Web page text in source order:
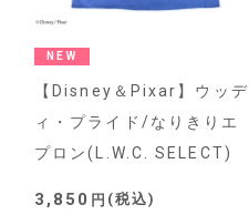
NEW
【Disney＆Pixar】ウッデ
ィ・プライド/なりきりエ
プロン(L.W.C. SELECT)
3,850 税込